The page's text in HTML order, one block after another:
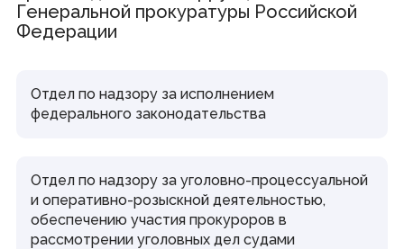
Генеральной прокуратуры Российской
Федерации
Отдел по надзору за исполнением
федерального законодательства
Отдел по надзору за уголовно-процессуальной
и оперативно-розыскной деятельностью,
обеспечению участия прокуроров в
рассмотрении уголовных дел судами